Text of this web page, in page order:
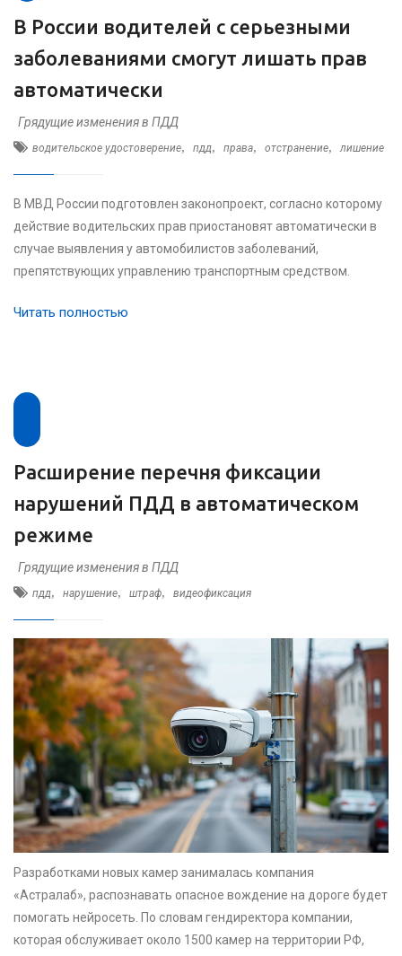
В России водителей с серьезными
заболеваниями смогут лишать прав
автоматически
Грядущие изменения в ПДД
водительское удостоверение, пдд, права, отстранение, лишение
В МВД России подготовлен законопроект, согласно которому
действие водительских прав приостановят автоматически в
случае выявления у автомобилистов заболеваний,
препятствующих управлению транспортным средством.
Читать полностью
Расширение перечня фиксации
нарушений ПДД в автоматическом
режиме
Грядущие изменения в ПДД
пдд, нарушение, штраф, видеофиксация
Разработками новых камер занималась компания
«Астралаб», распознавать опасное вождение на дороге будет
помогать нейросеть. По словам гендиректора компании,
которая обслуживает около 1500 камер на территории РФ,